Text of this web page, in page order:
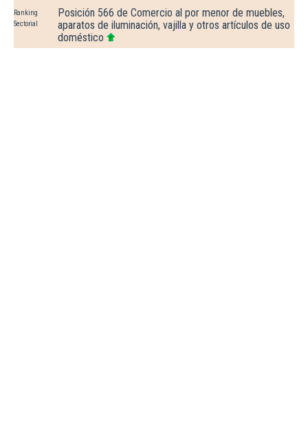
Ranking
Sectorial
Posición 566 de Comercio al por menor de muebles,
aparatos de iluminación, vajilla y otros artículos de uso
doméstico